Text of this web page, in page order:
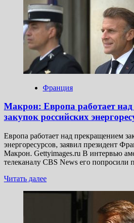
Филиппо:
признанием
Палестины
страны
решили
опередить
хвастливого
Макрона
Франция
Макрон: Европа работает
закупок российских
Европа работает над прекращением
энергоресурсов, заявил президент
Макрон. Gettyimages.ru В интервью
телеканалу CBS News его попросили
Читать далееПрочитать
о